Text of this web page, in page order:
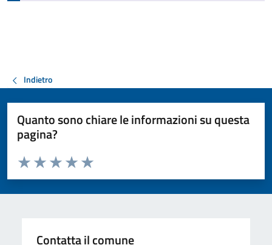
Indietro
Quanto sono chiare le informazioni su questa
pagina?
Valuta da 1 a 5 stelle la pagina
Valuta 5 stelle su 5
Valuta 4 stelle su 5
Valuta 3 stelle su 5
Valuta 2 stelle su 5
Valuta 1 stelle su 5
Contatta il comune